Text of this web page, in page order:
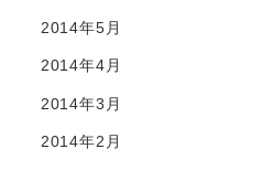
2014年5月
2014年4月
2014年3月
2014年2月